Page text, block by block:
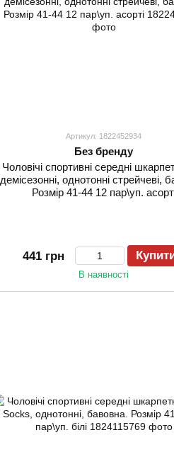
Артикул: 1822452934
Без бренду
Чоловічі спортивні середні
демісезонні, однотонні стрейчеві,
Розмір 41-44 12 пар\уп.
441 грн
В наявності